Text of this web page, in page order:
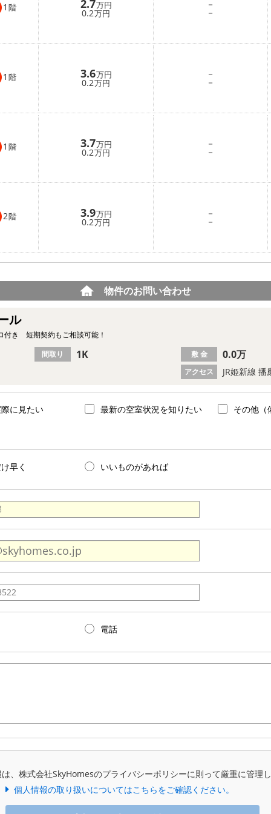
1 階 2.7万円
0.2万円
－
－
1 階 3.6万円
0.2万円
－
－
1 階 3.7万円
0.2万円
－
－
2階 3.9万円
0.2万円
－
－
物件のお問い合わせ
ル
き 短期契約もご相談可能！
アクセス JR姫新線
間取り 1K 敷 金 0.0万
に見たい 最新の空室状況を知りたい その他（
早く いいものがあれば
電話
、株式会社SkyHomesのプライバシーポリシーに則って厳重に管理
個人情報の取り扱いについてはこちらをご確認ください。